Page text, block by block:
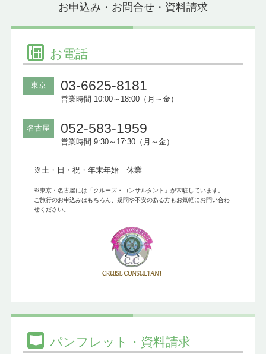
お申込み・お問合せ・資料請求
お電話
東京 03-6625-8181
営業時間 10:00～18:00（月～金）
名古屋 052-583-1959
営業時間 9:30～17:30（月～金）
※土・日・祝・年末年始 休業
※東京・名古屋には「クルーズ・コンサルタント」が常駐しています。
ご旅行のお申込みはもちろん、疑問や不安のある方もお気軽にお問い合わ
せください。
パンフレット・資料請求